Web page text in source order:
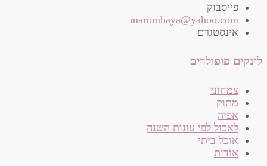
פייסבוק
‫maromhaya@yahoo.com
אינסטגרם
לינקים פופולרים
צמחוני
מתוק
אפיה
לאכול לפי עונות השנה
אוכל ביתי
אודות